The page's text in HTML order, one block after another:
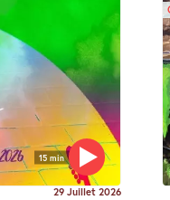
15 min
29 Juillet 2026